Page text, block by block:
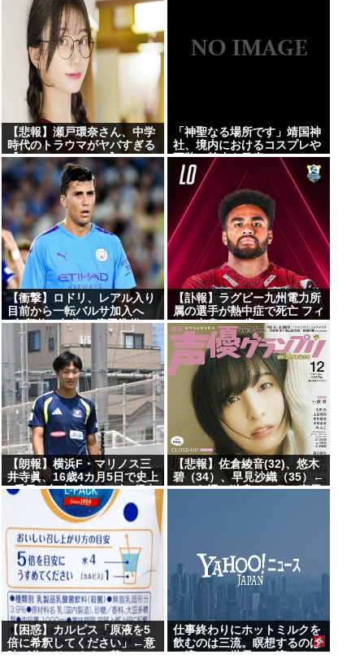
【悲報】瀬戸環奈さん、中学
時代のトラウマがヤバすぎる
【Pickup08083041】
「神聖なる場所です」靖国神
社、境内におけるコスプレや
軍装の禁止を発表
【衝撃】ロドリ、レアル入り
目前から一転バルサ加入へ
4年契約で年俸55億円準備
【訃報】ラグビー九州電力所
属の選手が熱中症で死亡 フィ
ジー出身の26歳
【朗報】横浜F・マリノス三
井寺眞、16歳4カ月5日で史上
2番目の年少ゴール！全3得点
【悲報】佐倉綾音(32)、悠木
碧（34）、早見沙織（35）←
ここら辺の独身ベテラン声優
【困惑】カルピス「原液を5
倍に希釈してください」←意
味が分かりにくくて草
仕事終わりにホットミルクを
飲むのは三流。瞑想するのは
二流。では世界の一流は？